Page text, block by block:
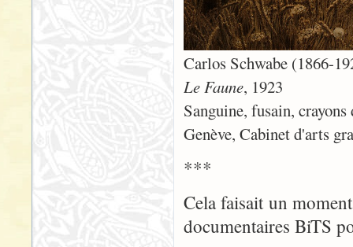
Carlos Schwabe (1866-
Le Faune, 1923
Sanguine, fusain,
Genève, Cabinet d'arts
***
Cela faisait un
documentaires BiTS